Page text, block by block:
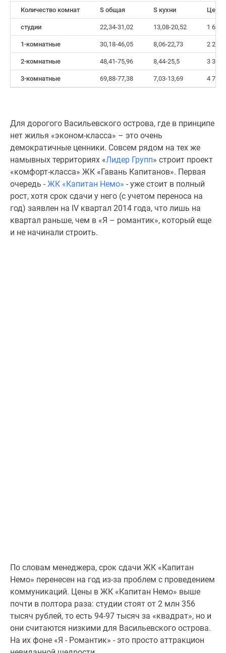
Количество комнат S общая S кухни Цена
студии 22,34-31,02 13,08-20,52 1 623
1-комнатные 30,18-46,05 8,06-22,73 2 203
2-комнатные 48,41-75,96 8,44-25,5 3 388
3-комнатные 69,88-77,38 7,03-13,69 4 751
Для дорогого Васильевского острова, где в принципе
нет жилья «эконом-класса» – это очень
демократичные ценники. Совсем рядом на тех же
намывных территориях «Лидер Групп» строит проект
«комфорт-класса» ЖК «Гавань Капитанов». Первая
очередь - ЖК «Капитан Немо» - уже стоит в полный
рост, хотя срок сдачи у него (с учетом переноса на
год) заявлен на IV квартал 2014 года, что лишь на
квартал раньше, чем в «Я – романтик», который еще
и не начинали строить.
По словам менеджера, срок сдачи ЖК «Капитан
Немо» перенесен на год из-за проблем с проведением
коммуникаций. Цены в ЖК «Капитан Немо» выше
почти в полтора раза: студии стоят от 2 млн 356
тысяч рублей, то есть 94-97 тысяч за «квадрат», но и
они считаются низкими для Васильевского острова.
На их фоне «Я - Романтик» - это просто аттракцион